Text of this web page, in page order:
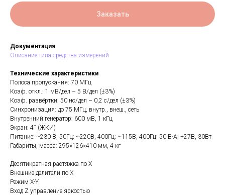
Заказать
Документация
Описание типа средства измерений
Технические характеристики
Полоса пропускания: 70 МГц
Коэф. откл.: 1 мВ/дел – 5 В/дел (±3%)
Коэф. развёртки: 50 нс/дел – 0,2 с/дел (±3%)
Синхронизация: до 75 МГц, внутр., внеш., сеть
Внутренний генератор: 600 мВ, 1 кГц
Экран: 4˝ (ЖКИ)
Питание: ~230 В, 50Гц; ~220В, 400Гц; ~115В, 400Гц; 50 В·А; +27В, 30Вт
Габариты, масса: 295×126×410 мм, 4 кг
Десятикратная растяжка по X
Внешние делители по X
Режим X-Y
Вход Z управление яркостью